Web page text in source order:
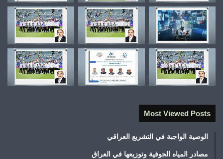
Most Viewed Posts
الوصية الواجبة في التشريع العراقي
مصادر المياه الجوفية وتوزيعها في العراق